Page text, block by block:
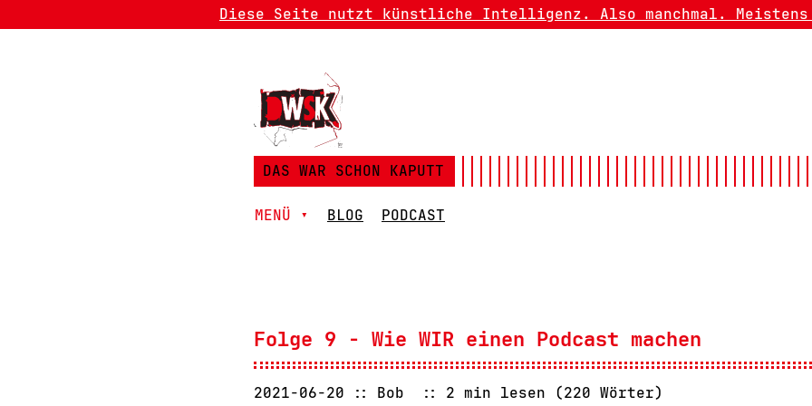
Diese Seite nutzt künstliche Intelligenz. Also manchmal. Meistens
DAS WAR SCHON KAPUTT
MENÜ ▾ BLOG PODCAST
Folge 9 - Wie WIR einen Podcast machen
2021-06-20 Bob 2 min lesen (220 Wörter)